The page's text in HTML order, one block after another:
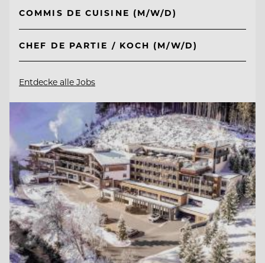
COMMIS DE CUISINE (M/W/D)
CHEF DE PARTIE / KOCH (M/W/D)
Entdecke alle Jobs